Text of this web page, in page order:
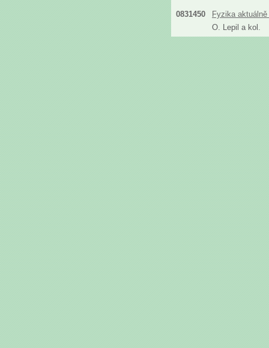
0831450
Fyzika
O. Lepil a kol.